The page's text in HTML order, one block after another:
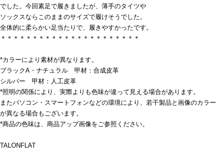
でした。今回素足で履きましたが、薄手のタイツや
ソックスならこのままのサイズで履けそうでした。
全体的に柔らかい足当たりで、履きやすかったです。
＊＊＊＊＊＊＊＊＊＊＊＊＊＊＊＊＊＊＊＊＊＊
*カラーにより素材が異なります。
ブラックA・ナチュラル 甲材：合成皮革
シルバー 甲材：人工皮革
*照明の関係により、実際よりも色味が違って見える場合があります。
またパソコン・スマートフォンなどの環境により、若干製品と画像のカラー
が異なる場合もございます。
*商品の色味は、商品アップ画像をご参照ください。
TALONFLAT